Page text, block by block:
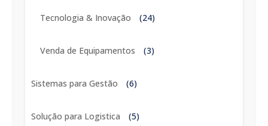
Tecnologia & Inovação (24)
Venda de Equipamentos (3)
Sistemas para Gestão (6)
Solução para Logistica (5)